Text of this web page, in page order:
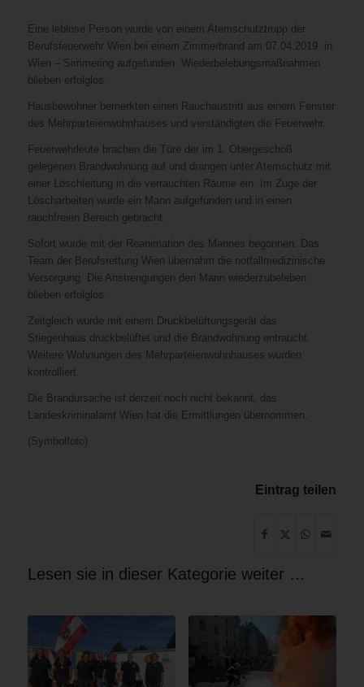
Eine leblose Person wurde von einem Atemschutztrupp der
Berufsfeuerwehr Wien bei einem Zimmerbrand am 07.04.2019 in
Wien – Simmering aufgefunden. Wiederbelebungsmaßnahmen
blieben erfolglos.
Hausbewohner bemerkten einen Rauchaustritt aus einem Fenster
des Mehrparteienwohnhauses und verständigten die Feuerwehr.
Feuerwehrleute brachen die Türe der im 1. Obergeschoß
gelegenen Brandwohnung auf und drangen unter Atemschutz mit
einer Löschleitung in die verrauchten Räume ein. Im Zuge der
Löscharbeiten wurde ein Mann aufgefunden und in einen
rauchfreien Bereich gebracht.
Sofort wurde mit der Reanimation des Mannes begonnen. Das
Team der Berufsrettung Wien übernahm die notfallmedizinische
Versorgung. Die Anstrengungen den Mann wiederzubeleben
blieben erfolglos.
Zeitgleich wurde mit einem Druckbelüftungsgerät das
Stiegenhaus druckbelüftet und die Brandwohnung entraucht.
Weitere Wohnungen des Mehrparteienwohnhauses wurden
kontrolliert.
Die Brandursache ist derzeit noch nicht bekannt, das
Landeskriminalamt Wien hat die Ermittlungen übernommen.
(Symbolfoto)
Eintrag teilen
Lesen sie in dieser Kategorie weiter …